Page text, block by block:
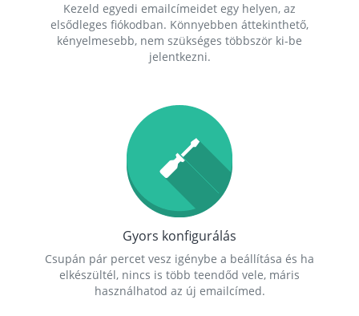
Kezeld egyedi emailcímeidet egy helyen, az
elsődleges fiókodban. Könnyebben áttekinthető,
kényelmesebb, nem szükséges többször ki-be
jelentkezni.
Gyors konfigurálás
Csupán pár percet vesz igénybe a beállítása és ha
elkészültél, nincs is több teendőd vele, máris
használhatod az új emailcímed.